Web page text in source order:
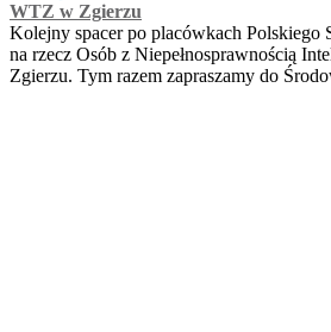
WTZ w Zgierzu
Kolejny spacer po placówkach Polskiego
na rzecz Osób z Niepełnosprawnością
Zgierzu. Tym razem zapraszamy do